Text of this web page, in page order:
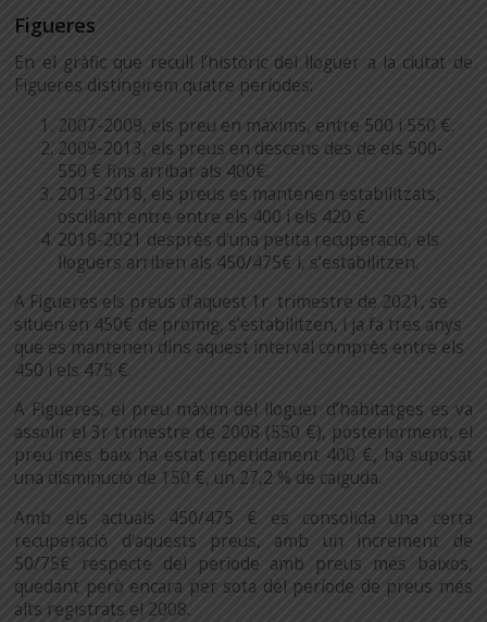
Figueres
En el gràfic que recull l’històric del lloguer a la ciutat de
Figueres distingirem quatre períodes:
2007-2009, els preu en màxims, entre 500 i 550 €.
2009-2013, els preus en descens des de els 500-
550 € fins arribar als 400€.
2013-2018, els preus es mantenen estabilitzats,
oscil·lant entre entre els 400 i els 420 €.
2018-2021 desprès d’una petita recuperació, els
lloguers arriben als 450/475€ i, s’estabilitzen.
A Figueres els preus d’aquest 1r trimestre de 2021, se
situen en 450€ de promig, s’estabilitzen, i ja fa tres anys
que es mantenen dins aquest interval comprès entre els
450 i els 475 €.
A Figueres, el preu màxim del lloguer d’habitatges es va
assolir el 3r trimestre de 2008 (550 €), posteriorment, el
preu més baix ha estat repetidament 400 €, ha suposat
una disminució de 150 €, un 27,2 % de caiguda.
Amb els actuals 450/475 € es consolida una certa
recuperació d’aquests preus, amb un increment de
50/75€ respecte del període amb preus més baixos,
quedant però encara per sota del període de preus més
alts registrats el 2008.